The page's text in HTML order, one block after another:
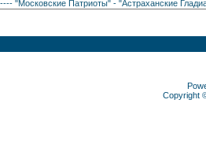
Copyright